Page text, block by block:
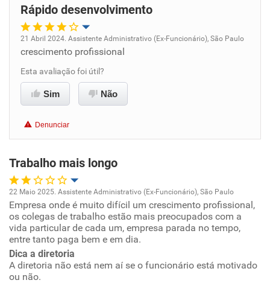
Rápido desenvolvimento
Oportunidade de promoção
Ambiente de trabalho
Benefícios
Recomenda esta empresa
Recomenda a diretoria
21 Abril 2024. Assistente Administrativo (Ex-Funcionário), São Paulo
crescimento profissional
Esta avaliação foi útil?
Sim Não
Denunciar
Trabalho mais longo
Oportunidade de promoção
Ambiente de trabalho
Conciliação com a vida familiar
22 Maio 2025. Assistente Administrativo (Ex-Funcionário), São Paulo
Empresa onde é muito difícil um crescimento profissional,
os colegas de trabalho estão mais preocupados com a
vida particular de cada um, empresa parada no tempo,
entre tanto paga bem e em dia.
Dica a diretoria
A diretoria não está nem aí se o funcionário está motivado
ou não.